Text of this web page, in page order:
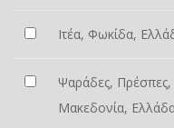
Ιτέα, Φωκίδα,
Ψαράδες,
Μακεδονία,